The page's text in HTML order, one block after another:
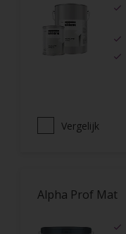
Vergelijk
Alpha Prof Mat